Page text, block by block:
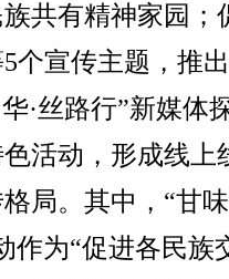
共有精神家园；
个宣传主题，推
·丝路行”新媒体
活动，形成线上
局。其中，“甘
作为“促进各民族